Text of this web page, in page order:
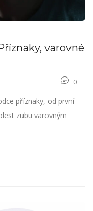
varovné
0
příznaky, od první
zubu varovným